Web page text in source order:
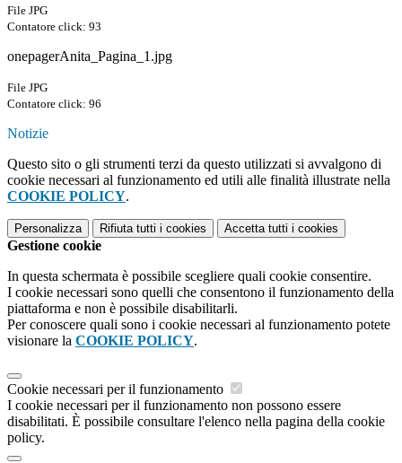
File JPG
Contatore click: 93
onepagerAnita_Pagina_1.jpg
File JPG
Contatore click: 96
Notizie
Questo sito o gli strumenti terzi da questo utilizzati si avvalgono di
cookie necessari al funzionamento ed utili alle finalità illustrate nella
COOKIE POLICY.
Personalizza Rifiuta tutti i cookies Accetta tutti i cookies
Gestione cookie
In questa schermata è possibile scegliere quali cookie consentire.
I cookie necessari sono quelli che consentono il funzionamento della
piattaforma e non è possibile disabilitarli.
Per conoscere quali sono i cookie necessari al funzionamento potete
visionare la COOKIE POLICY.
Cookie necessari per il funzionamento
I cookie necessari per il funzionamento non possono essere
disabilitati. È possibile consultare l'elenco nella pagina della cookie
policy.